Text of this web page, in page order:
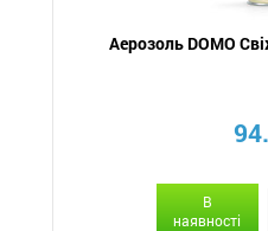
Аерозоль DOMO
В
наявності